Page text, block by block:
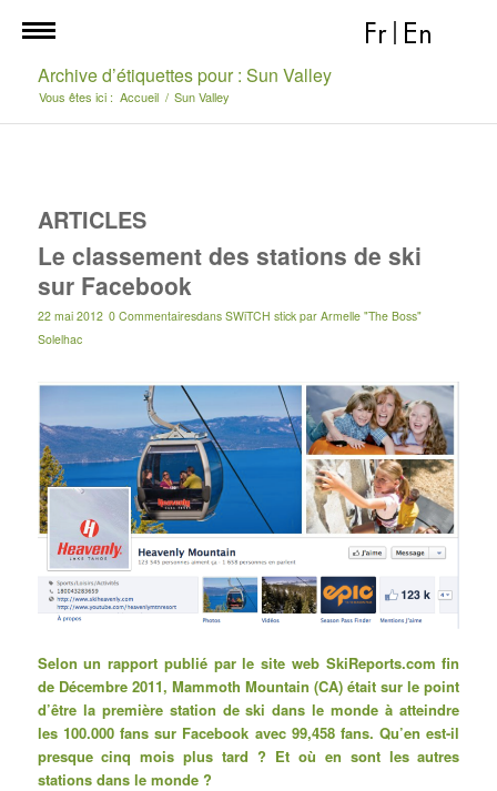
Fr En
Archive d’étiquettes pour : Sun Valley
Vous êtes ici : Accueil / Sun Valley
ARTICLES
Le classement des stations de ski
sur Facebook
22 mai 2012 0 Commentairesdans SWiTCH stick par Armelle "The Boss"
Solelhac
Selon un rapport publié par le site web SkiReports.com fin
de Décembre 2011, Mammoth Mountain (CA) était sur le point
d’être la première station de ski dans le monde à atteindre
les 100.000 fans sur Facebook avec 99,458 fans. Qu’en est-il
presque cinq mois plus tard ? Et où en sont les autres
stations dans le monde ?